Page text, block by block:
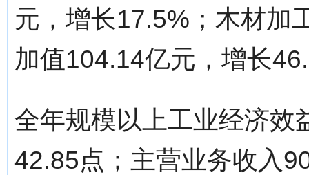
元，增长17.5%；木材加
加值104.14亿元，增长
全年规模以上工业经济效
42.85点；主营业务收入